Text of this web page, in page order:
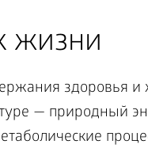
жизни
здоровья
— природный